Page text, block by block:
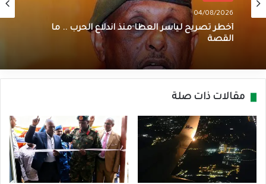
04/08/2026
أخطر تصريح لياسر العطا منذ اندلاع الحرب .. ما
القصة
مقالات ذات صلة